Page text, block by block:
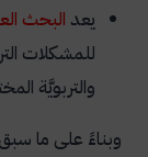
يعد البحث
للمشكلات
والتربويَّة
وبناءً على ما